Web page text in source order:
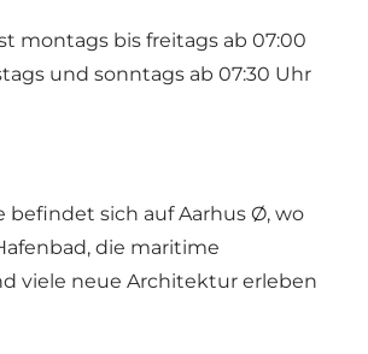
montags bis freitags ab 07:00
und sonntags ab 07:30 Uhr
befindet sich auf Aarhus Ø, wo
die maritime
viele neue Architektur erleben